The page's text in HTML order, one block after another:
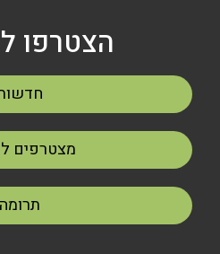
הצטרפו
מצטרפים
תרומה